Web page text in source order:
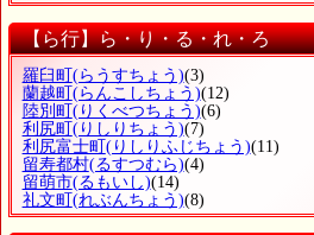
【ら行】ら・り・る・れ・ろ
羅臼町 (らうすちょう)(3)
蘭越町 (らんこしちょう)(12)
陸別町 (りくべつちょう)(6)
利尻町 (りしりちょう)(7)
利尻富士町 (りしりふじちょう)(11)
留寿都村(るすつむら)(4)
留萌市(るもいし)(14)
礼文町 (れぶんちょう)(8)